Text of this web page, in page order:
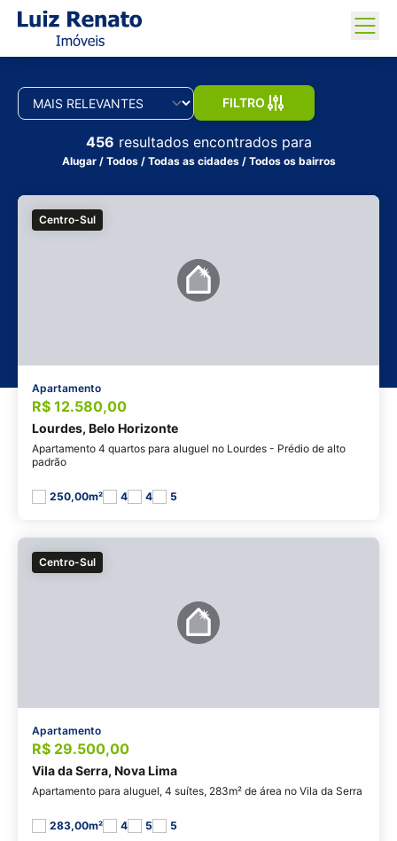
456 resultados encontrados para
Alugar / Todos / Todas as cidades / Todos os bairros
FILTRO
Centro-Sul
Apartamento
R$ 12.580,00
Lourdes, Belo Horizonte
Apartamento 4 quartos para aluguel no Lourdes - Prédio de alto
padrão
250,00m² 4 4 5
Centro-Sul
Apartamento
R$ 29.500,00
Vila da Serra, Nova Lima
Apartamento para aluguel, 4 suítes, 283m² de área no Vila da Serra
283,00m² 4 5 5